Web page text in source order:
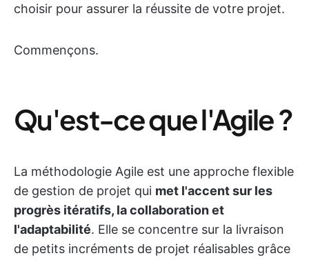
choisir pour assurer la réussite de votre projet.
Commençons.
Qu'est-ce que l'Agile ?
La méthodologie Agile est une approche flexible
de gestion de projet qui met l'accent sur les
progrès itératifs, la collaboration et
l'adaptabilité. Elle se concentre sur la livraison
de petits incréments de projet réalisables grâce